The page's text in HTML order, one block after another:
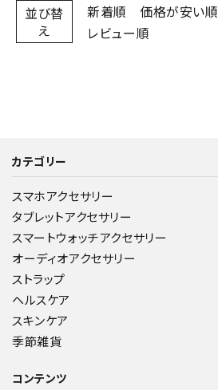
並び替
え
新着順 価格が安い順
レビュー順
カテゴリー
スマホアクセサリー
タブレットアクセサリー
スマートウォッチアクセサリー
オーディオアクセサリー
ストラップ
ヘルスケア
スキンケア
季節雑貨
コンテンツ